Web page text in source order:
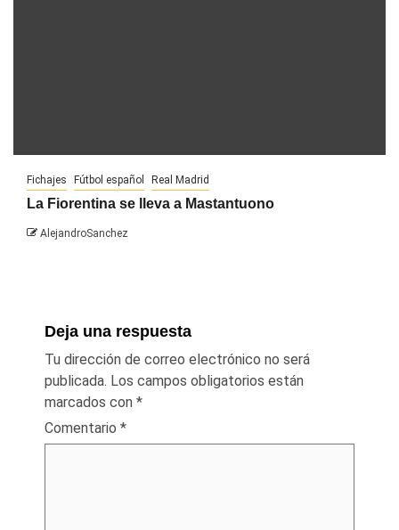
Fichajes Fútbol español Real Madrid
La Fiorentina se lleva a Mastantuono
AlejandroSanchez
Deja una respuesta
Tu dirección de correo electrónico no será
publicada. Los campos obligatorios están
marcados con *
Comentario *